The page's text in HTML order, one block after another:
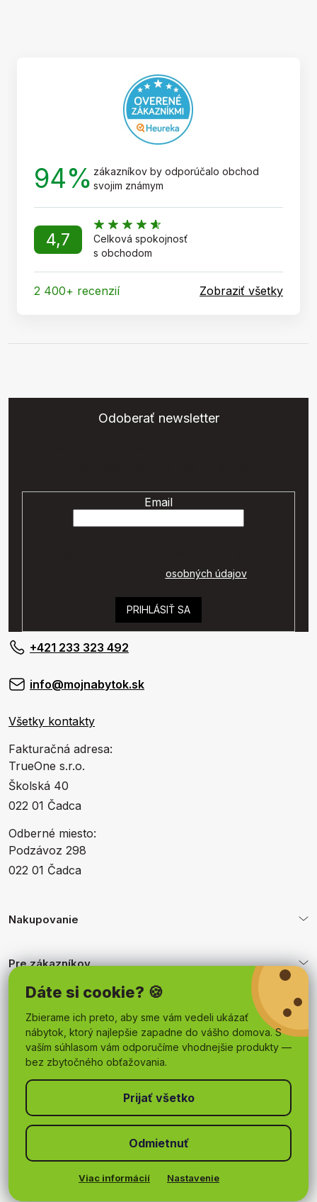
Dáte si cookie? 🍪
Zbierame ich preto, aby sme vám vedeli ukázať
nábytok, ktorý najlepšie zapadne do vášho domova. S
vaším súhlasom vám odporučíme vhodnejšie produkty —
bez zbytočného obťažovania.
Viac informácií Nastavenie
Odmietnuť
94% zákazníkov by odporúčalo obchod
svojim známym
4,7
Celková spokojnosť
s obchodom
2 400+ recenzií Zobraziť všetky
Odoberať newsletter
Email
osobných údajov.
PRIHLÁSIŤ SA
+421 233 323 492
info@mojnabytok.sk
Všetky kontakty
Fakturačná adresa:
TrueOne s.r.o.
Školská 40
022 01 Čadca
Odberné miesto:
Podzávoz 298
022 01 Čadca
Nakupovanie
Pre zákazníkov
Vytvoril Shoptet
mojnabytok.sk. Všetky práva vyhradené.
Upraviť nastavenie cookies